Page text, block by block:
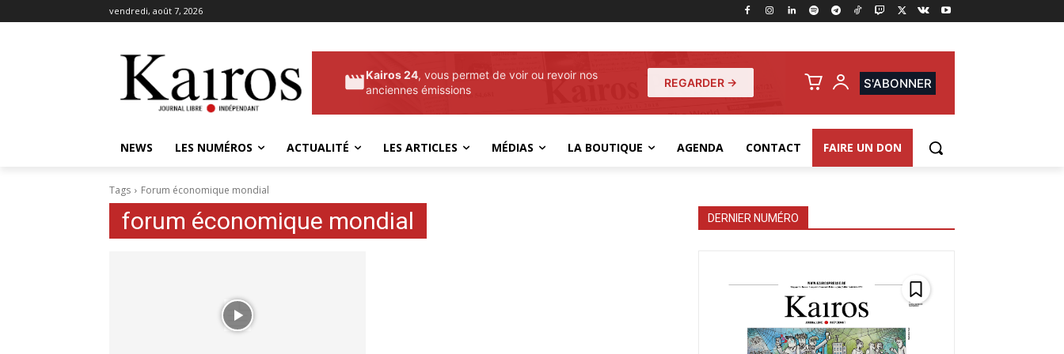
vendredi, août 7, 2026
Kairos 24, vous permet de voir ou revoir nos
anciennes émissions
REGARDER → S'ABONNER
NEWS LES NUMÉROS ACTUALITÉ LES ARTICLES MÉDIAS LA BOUTIQUE AGENDA CONTACT FAIRE UN DON
Tags Forum économique mondial
forum économique mondial DERNIER NUMÉRO